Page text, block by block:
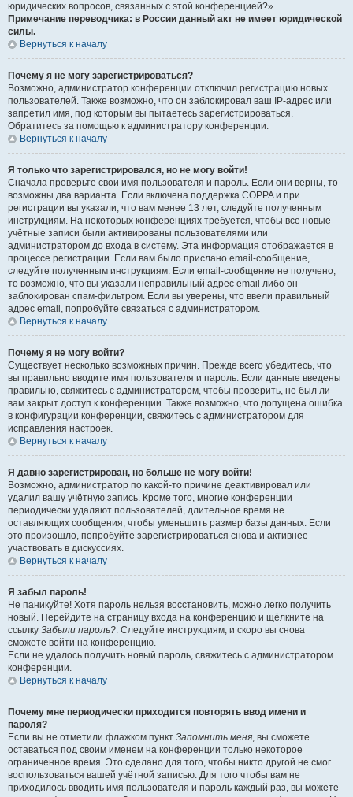
юридических вопросов, связанных с этой конференцией?».
Примечание переводчика: в России данный акт не имеет юридической
силы.
Вернуться к началу
Почему я не могу зарегистрироваться?
Возможно, администратор конференции отключил регистрацию новых
пользователей. Также возможно, что он заблокировал ваш IP-адрес или
запретил имя, под которым вы пытаетесь зарегистрироваться.
Обратитесь за помощью к администратору конференции.
Вернуться к началу
Я только что зарегистрировался, но не могу войти!
Сначала проверьте свои имя пользователя и пароль. Если они верны, то
возможны два варианта. Если включена поддержка COPPA и при
регистрации вы указали, что вам менее 13 лет, следуйте полученным
инструкциям. На некоторых конференциях требуется, чтобы все новые
учётные записи были активированы пользователями или
администратором до входа в систему. Эта информация отображается в
процессе регистрации. Если вам было прислано email-сообщение,
следуйте полученным инструкциям. Если email-сообщение не получено,
то возможно, что вы указали неправильный адрес email либо он
заблокирован спам-фильтром. Если вы уверены, что ввели правильный
адрес email, попробуйте связаться с администратором.
Вернуться к началу
Почему я не могу войти?
Существует несколько возможных причин. Прежде всего убедитесь, что
вы правильно вводите имя пользователя и пароль. Если данные введены
правильно, свяжитесь с администратором, чтобы проверить, не был ли
вам закрыт доступ к конференции. Также возможно, что допущена ошибка
в конфигурации конференции, свяжитесь с администратором для
исправления настроек.
Вернуться к началу
Я давно зарегистрирован, но больше не могу войти!
Возможно, администратор по какой-то причине деактивировал или
удалил вашу учётную запись. Кроме того, многие конференции
периодически удаляют пользователей, длительное время не
оставляющих сообщения, чтобы уменьшить размер базы данных. Если
это произошло, попробуйте зарегистрироваться снова и активнее
участвовать в дискуссиях.
Вернуться к началу
Я забыл пароль!
Не паникуйте! Хотя пароль нельзя восстановить, можно легко получить
новый. Перейдите на страницу входа на конференцию и щёлкните на
ссылку Забыли пароль?. Следуйте инструкциям, и скоро вы снова
сможете войти на конференцию.
Если не удалось получить новый пароль, свяжитесь с администратором
конференции.
Вернуться к началу
Почему мне периодически приходится повторять ввод имени и
пароля?
Если вы не отметили флажком пункт Запомнить меня, вы сможете
оставаться под своим именем на конференции только некоторое
ограниченное время. Это сделано для того, чтобы никто другой не смог
воспользоваться вашей учётной записью. Для того чтобы вам не
приходилось вводить имя пользователя и пароль каждый раз, вы можете